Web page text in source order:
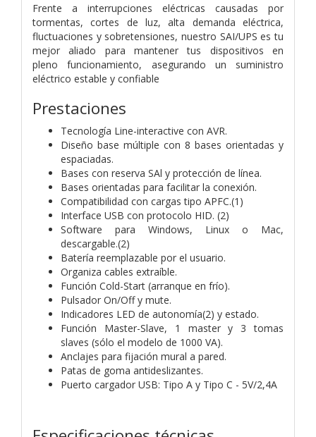
Frente a interrupciones eléctricas causadas por
tormentas, cortes de luz, alta demanda eléctrica,
fluctuaciones y sobretensiones, nuestro SAI/UPS es tu
mejor aliado para mantener tus dispositivos en
pleno funcionamiento, asegurando un suministro
eléctrico estable y confiable
Prestaciones
Tecnología Line-interactive con AVR.
Diseño base múltiple con 8 bases orientadas y
espaciadas.
Bases con reserva SAl y protección de línea.
Bases orientadas para facilitar la conexión.
Compatibilidad con cargas tipo APFC.(1)
Interface USB con protocolo HID. (2)
Software para Windows, Linux o Mac,
descargable.(2)
Batería reemplazable por el usuario.
Organiza cables extraíble.
Función Cold-Start (arranque en frío).
Pulsador On/Off y mute.
Indicadores LED de autonomía(2) y estado.
Función Master-Slave, 1 master y 3 tomas
slaves (sólo el modelo de 1000 VA).
Anclajes para fijación mural a pared.
Patas de goma antideslizantes.
Puerto cargador USB: Tipo A y Tipo C - 5V/2,4A